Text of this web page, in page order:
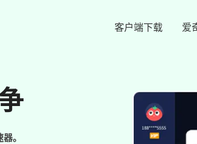
客户端下载 爱
。